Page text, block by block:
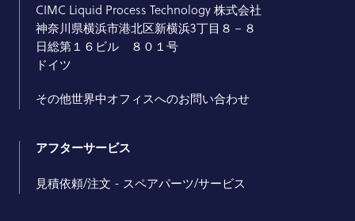
CIMC Liquid Process Technology 株式会社
神奈川県横浜市港北区新横浜3丁目８－８
日総第１６ビル ８０１号
ドイツ
その他世界中オフィスへのお問い合わせ
アフターサービス
見積依頼/注文 - スペアパーツ/サービス